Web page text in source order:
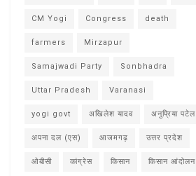
CM Yogi Congress death
farmers Mirzapur
Samajwadi Party Sonbhadra
Uttar Pradesh Varanasi
yogi govt अखिलेश यादव अनुप्रिया पटेल
अपना दल (एस) आजमगढ़ उत्तर प्रदेश
ओबीसी कांग्रेस किसान किसान आंदोलन